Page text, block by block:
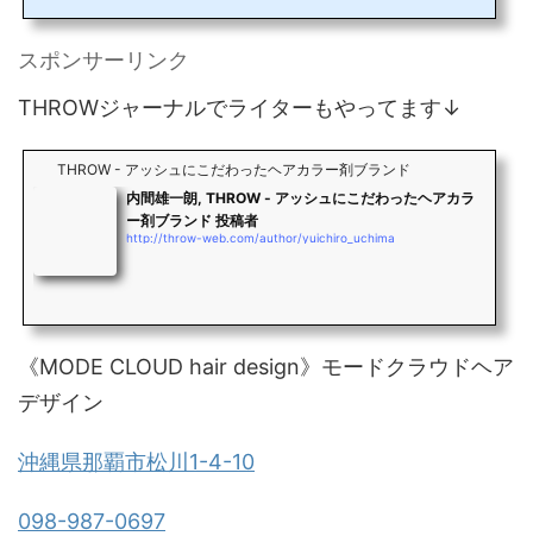
スポンサーリンク
THROWジャーナルでライターもやってます↓
THROW - アッシュにこだわったヘアカラー剤ブランド
内間雄一朗, THROW - アッシュにこだわったヘアカラ
ー剤ブランド 投稿者
http://throw-web.com/author/yuichiro_uchima
《MODE CLOUD hair design》モードクラウドヘア
デザイン
沖縄県那覇市松川1-4-10
098-987-0697